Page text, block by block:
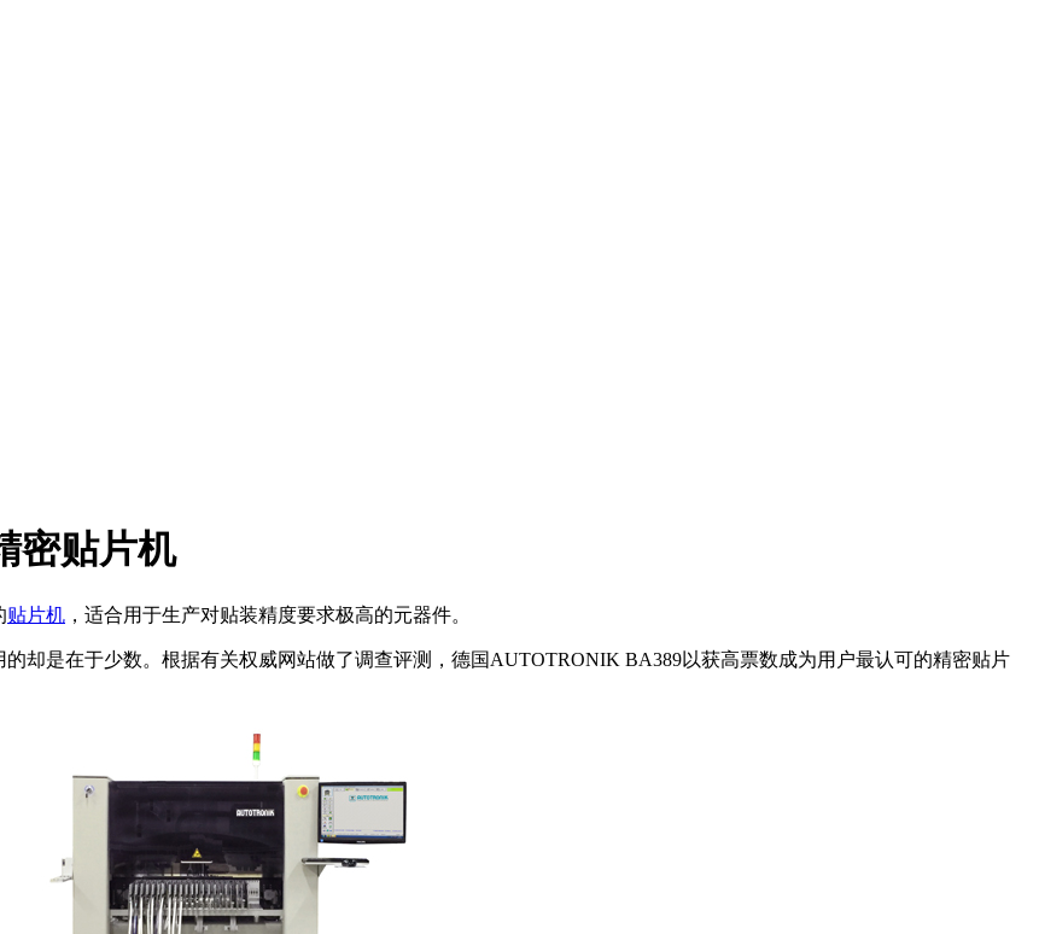
密贴片机
贴片机 ，适合用于生产对贴装精度要求极高的元器件。
却是在于少数。根据有关权威网站做了调查评测，德国AUTOTRONIK BA389以获高票数成为用户最认可的精密贴片